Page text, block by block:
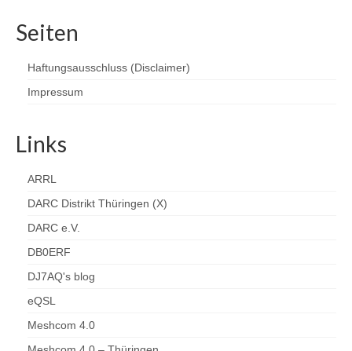
Seiten
Haftungsausschluss (Disclaimer)
Impressum
Links
ARRL
DARC Distrikt Thüringen (X)
DARC e.V.
DB0ERF
DJ7AQ's blog
eQSL
Meshcom 4.0